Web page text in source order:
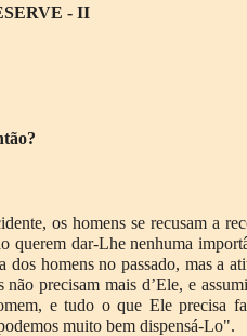
- II
os homens se recusam a
querem dar-Lhe nenhuma
homens no passado, mas a
precisam mais d’Ele, e
e tudo o que Ele precisa
muito bem dispensá-Lo".